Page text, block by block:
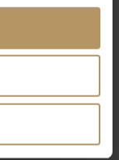
by clicking on
it for